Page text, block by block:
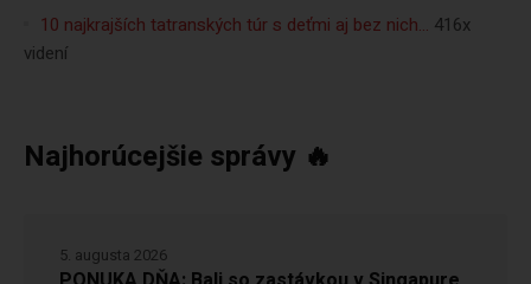
10 najkrajších tatranských túr s deťmi aj bez nich… 416x
videní
Najhorúcejšie správy 🔥
5. augusta 2026